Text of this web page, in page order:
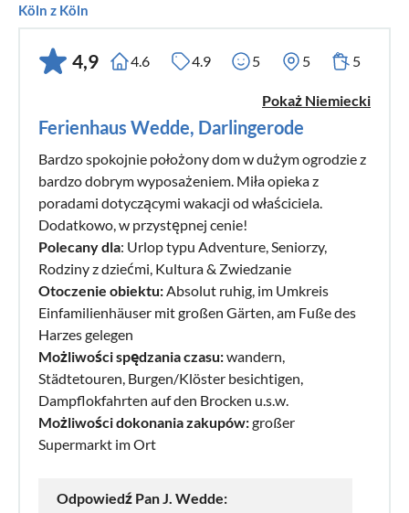
Köln z Köln
4,9 4.6 4.9 5 5 5
Pokaż Niemiecki
Ferienhaus Wedde, Darlingerode
Bardzo spokojnie położony dom w dużym ogrodzie z
bardzo dobrym wyposażeniem. Miła opieka z
poradami dotyczącymi wakacji od właściciela.
Dodatkowo, w przystępnej cenie!
Polecany dla: Urlop typu Adventure, Seniorzy,
Rodziny z dziećmi, Kultura & Zwiedzanie
Otoczenie obiektu: Absolut ruhig, im Umkreis
Einfamilienhäuser mit großen Gärten, am Fuße des
Harzes gelegen
Możliwości spędzania czasu:wandern,
Städtetouren, Burgen/Klöster besichtigen,
Dampflokfahrten auf den Brocken u.s.w.
Możliwości dokonania zakupów:großer
Supermarkt im Ort
Odpowiedź Pan J. Wedde: